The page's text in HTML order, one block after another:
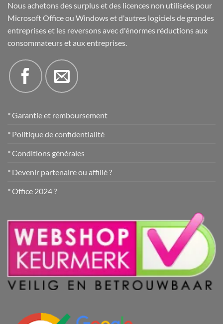
Nous achetons des surplus et des licences non utilisées pour
Microsoft Office ou Windows et d'autres logiciels de grandes
entreprises et les reversons avec d'énormes réductions aux
consommateurs et aux entreprises.
* Garantie et remboursement
* Politique de confidentialité
* Conditions générales
* Devenir partenaire ou affilié ?
* Office 2024 ?